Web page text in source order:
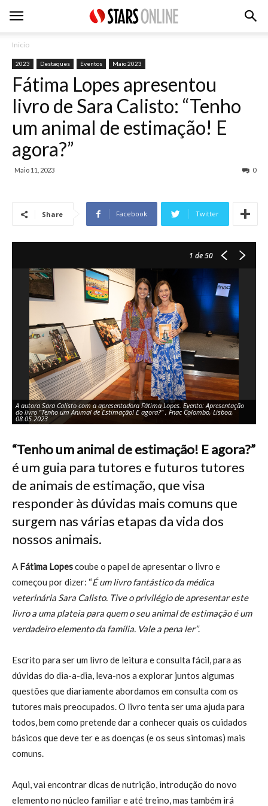
Inicio
2023 Destaques Eventos Maio 2023
Fátima Lopes apresentou
livro de Sara Calisto: “Tenho
um animal de estimação! E
agora?”
Maio 11, 2023 0
Share Facebook Twitter
1 de 50
A autora Sara Calisto com a apresentadora Fátima Lopes. Evento: Apresentação
do livro "Tenho um Animal de Estimação! E agora?" , Fnac Colombo, Lisboa,
08.05.2023
“Tenho um animal de estimação! E agora?”
é um guia para tutores e futuros tutores
de animais de estimação, que visa
responder às dúvidas mais comuns que
surgem nas várias etapas da vida dos
nossos animais.
A Fátima Lopescoube o papel de apresentar o livro e
começou por dizer: “É um livro fantástico da médica
veterinária Sara Calisto. Tive o privilégio de apresentar este
livro a uma plateia para quem o seu animal de estimação é um
verdadeiro elemento da família. Vale a pena ler”.
Escrito para ser um livro de leitura e consulta fácil, para as
dúvidas do dia-a-dia, leva-nos a explorar juntos algumas
questões que diariamente abordamos em consulta com os
tutores mais preocupados. O livro tenta ser uma ajuda para
todos, bem como pretende dar a conhecer quais os cuidados
básicos que deve ter e as doenças (e os seus sintomas) mais
comuns.
Aqui, vai encontrar dicas de nutrição, introdução do novo
elemento no núcleo familiar e até treino, mas também irá